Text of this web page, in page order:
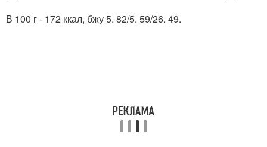
В 100 г - 172 ккал, бжу 5. 82/5. 59/26. 49.